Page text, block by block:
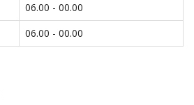
06.00 - 00.00
06.00 - 00.00